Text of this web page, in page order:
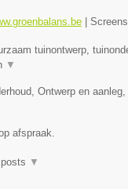
tuinontwerp,
▼
Ontwerp en
afspraak.
▼